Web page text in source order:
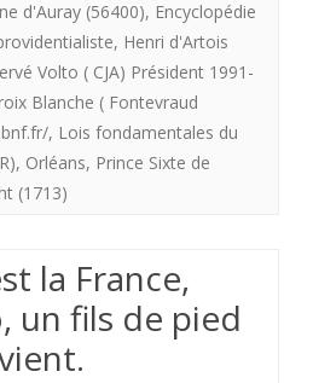
d'Auray (56400), Encyclopédie
, Henri d'Artois
Volto ( CJA) Président 1991-
Blanche ( Fontevraud
, Lois fondamentales du
, Orléans, Prince Sixte de
(1713)
la France,
un fils de pied